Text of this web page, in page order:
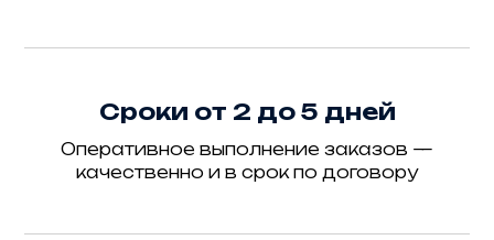
Сроки от 2 до 5 дней
Оперативное выполнение заказов —
качественно и в срок по договору